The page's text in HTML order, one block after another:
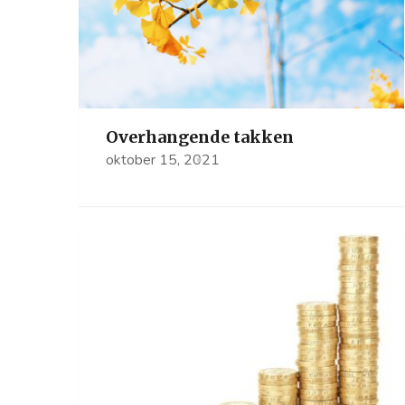
Overhangende takken
oktober 15, 2021